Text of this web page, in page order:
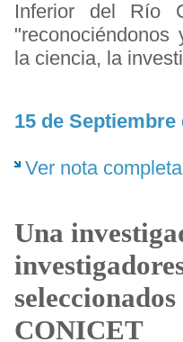
Inferior del Río
la ciencia, la
15 de Septiembre
Ver nota completa
Una
CONICET